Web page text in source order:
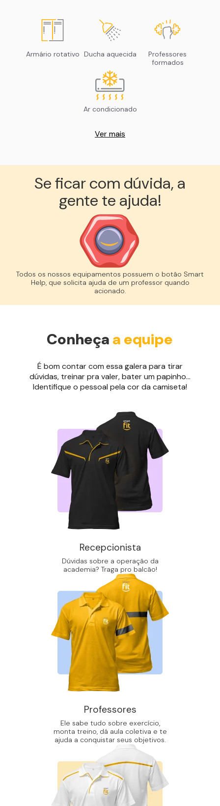
Armário rotativo Ducha aquecida
Professores
formados
Ar condicionado
Ver mais
Se ficar com dúvida, a
gente te ajuda!︎
Todos os nossos equipamentos possuem o botão Smart
Help, que solicita ajuda de um professor quando
acionado.
Conheça a equipe
É bom contar com essa galera para tirar
dúvidas, treinar pra valer, bater um papinho...
Identifique o pessoal pela cor da camiseta!
Recepcionista
Dúvidas sobre a operação da
academia? Traga pro balcão!
Professores
Ele sabe tudo sobre exercício,
monta treino, dá aula coletiva e te
ajuda a conquistar seus objetivos.